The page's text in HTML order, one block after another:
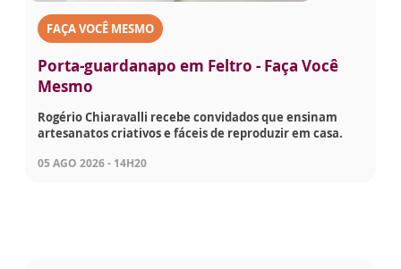
FAÇA VOCÊ MESMO
Porta-guardanapo em Feltro - Faça Você
Mesmo
Rogério Chiaravalli recebe convidados que ensinam
artesanatos criativos e fáceis de reproduzir em casa.
05 AGO 2026 - 14H20